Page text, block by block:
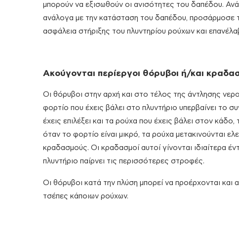
μπορούν να εξισωθούν οι ανισότητες του δαπέδου.
ανάλογα με την κατάσταση του δαπέδου, προσάρμοσε
ασφάλεια στήριξης του πλυντηρίου ρούχων και
Ακούγονται περίεργοι θόρυβοι ή/και
Οι θόρυβοι στην αρχή και στο τέλος της άντλησης
φορτίο που έχεις βάλει στο πλυντήριο υπερβαίνει
έχεις επιλέξει και τα ρούχα που έχεις βάλει στον
όταν το φορτίο είναι μικρό, τα ρούχα μετακινούνται
κραδασμούς. Οι κραδασμοί αυτοί γίνονται ιδιαίτερα
πλυντήριο παίρνει τις περισσότερες στροφές.
Οι θόρυβοι κατά την πλύση μπορεί να προέρχονται και
τσέπες κάποιων ρούχων.